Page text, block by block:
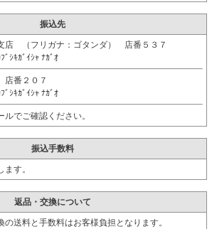
振込先
店 （フリガナ：ゴタンダ） 店番５３７
ｷｶﾞｲｼｬ ﾅｶﾞｵ
番２０７
ｷｶﾞｲｼｬ ﾅｶﾞｵ
でご確認ください。
振込手数料
す。
返品・交換について
送料と手数料はお客様負担となります。